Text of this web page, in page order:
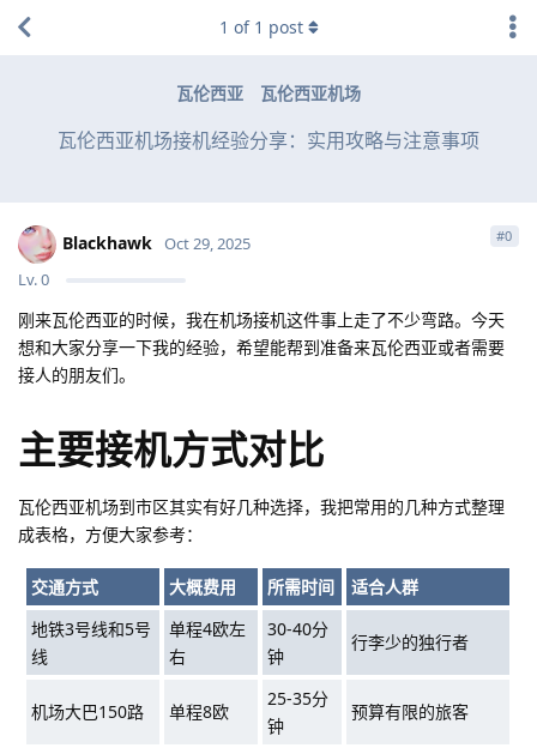
瓦伦西亚 瓦伦西亚机场
瓦伦西亚机场接机经验分享：实用攻略与注意事项
1 of 1 post
Blackhawk
Lv.0
Oct 29, 2025 #0
刚来瓦伦西亚的时候，我在机场接机这件事上走了不少弯路。今天
想和大家分享一下我的经验，希望能帮到准备来瓦伦西亚或者需要
接人的朋友们。
主要接机方式对比
瓦伦西亚机场到市区其实有好几种选择，我把常用的几种方式整理
成表格，方便大家参考：
交通方式 大概费用 所需时间
适合人群
地铁3号线和5号
线
单程4欧左
右
30-40分
钟
行李少的独行者
机场大巴150路 单程8欧
25-35分
钟
预算有限的旅客